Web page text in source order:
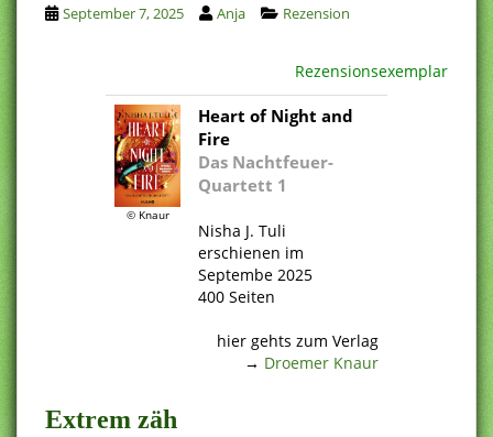
t
e
n
t
September 7, 2025 Anja Rezension
Rezensionsexemplar
© Knaur
Heart of Night and
Fire
Das Nachtfeuer-
Quartett 1
Nisha J. Tuli
erschienen im
Septembe 2025
400 Seiten
hier gehts zum Verlag
→ Droemer Knaur
Extrem zäh